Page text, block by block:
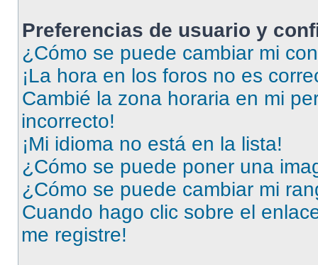
Preferencias de usuario y
¿Cómo se puede cambiar mi
¡La hora en los foros no es
Cambié la zona horaria en mi
incorrecto!
¡Mi idioma no está en la lista!
¿Cómo se puede poner una
¿Cómo se puede cambiar mi
Cuando hago clic sobre el
me registre!